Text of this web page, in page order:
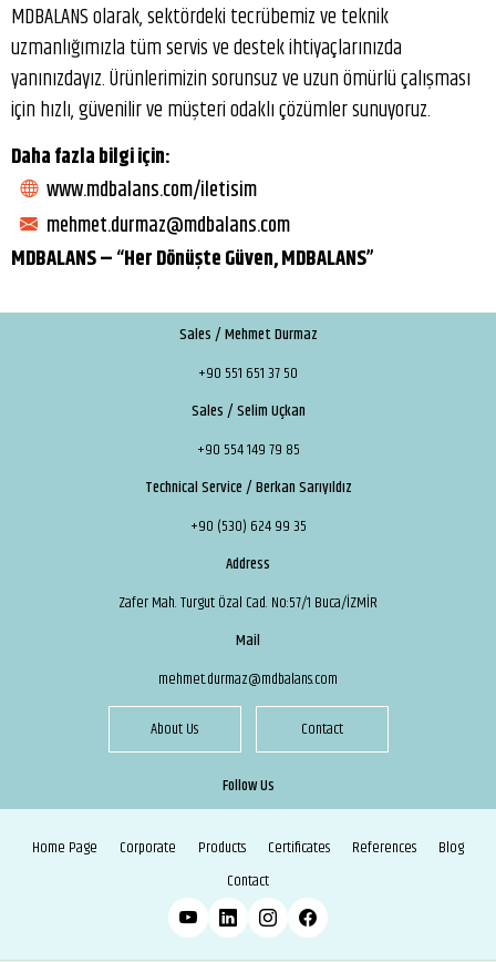
MDBALANS olarak, sektördeki tecrübemiz ve teknik
uzmanlığımızla tüm servis ve destek ihtiyaçlarınızda
yanınızdayız. Ürünlerimizin sorunsuz ve uzun ömürlü çalışması
için hızlı, güvenilir ve müşteri odaklı çözümler sunuyoruz.
Daha fazla bilgi için:
www.mdbalans.com/iletisim
mehmet.durmaz@mdbalans.com
MDBALANS – “Her Dönüşte Güven, MDBALANS”
Sales / Mehmet Durmaz
+90 551 651 37 50
Sales / Selim Uçkan
+90 554 149 79 85
Technical Service / Berkan Sarıyıldız
+90 (530) 624 99 35
Address
Zafer Mah. Turgut Özal Cad. No:57/1 Buca/İZMİR
Mail
mehmet.durmaz@mdbalans.com
About Us Contact
Follow Us
Home Page Corporate Products Certificates References
Blog
Contact